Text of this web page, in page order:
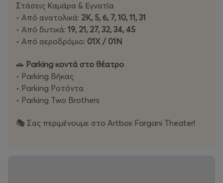
Στάσεις Καμάρα & Εγνατία
• Από ανατολικά: 2Κ, 5, 6, 7, 10, 11, 31
• Από δυτικά: 19, 21, 27, 32, 34, 45
• Από αεροδρόμιο: 01Χ / 01Ν
🚗 Parking κοντά στο θέατρο
• Parking Βήκας
• Parking Ροτόντα
• Parking Two Brothers
🎭 Σας περιμένουμε στο Artbox Fargani Theater!